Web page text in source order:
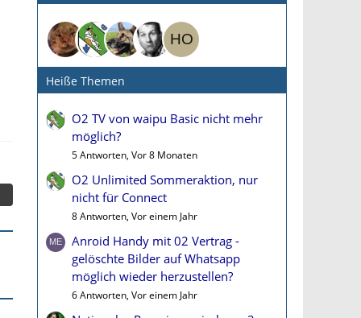
Heiße Themen
O2 TV von waipu Basic nicht mehr
möglich?
5 Antworten, Vor 8 Monaten
O2 Unlimited Sommeraktion, nur
nicht für Connect
8 Antworten, Vor einem Jahr
Anroid Handy mit 02 Vertrag -
gelöschte Bilder auf Whatsapp
möglich wieder herzustellen?
6 Antworten, Vor einem Jahr